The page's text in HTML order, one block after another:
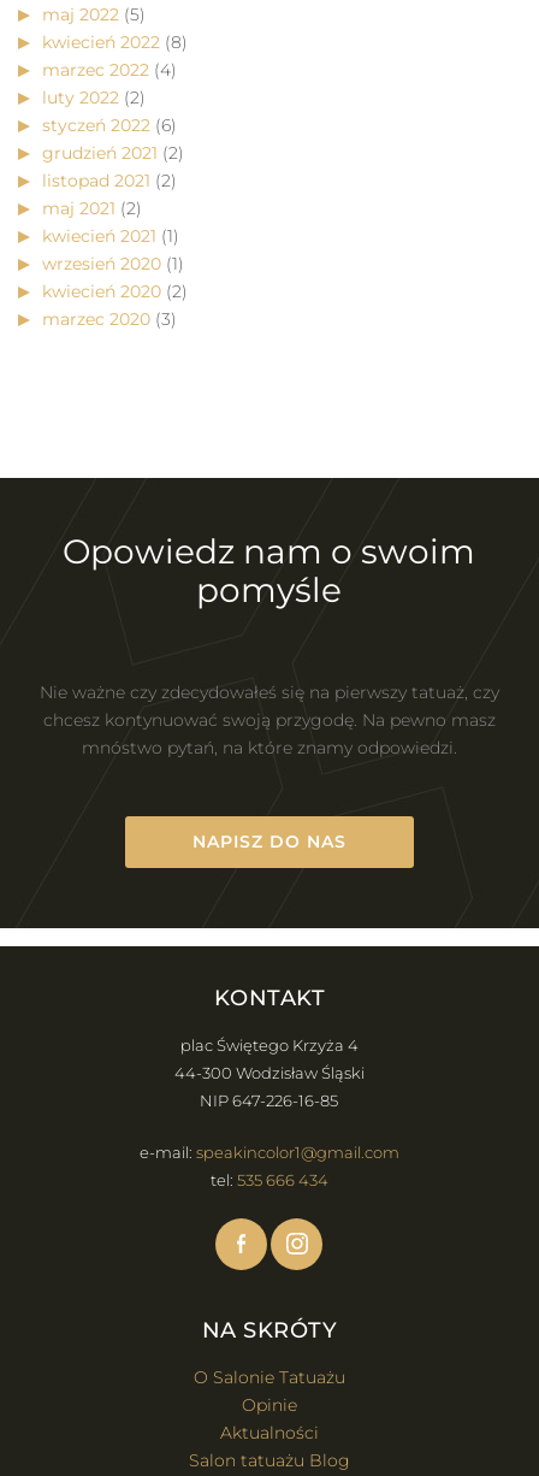
maj 2022 (5)
kwiecień 2022 (8)
marzec 2022 (4)
luty 2022 (2)
styczeń 2022 (6)
grudzień 2021 (2)
listopad 2021 (2)
maj 2021 (2)
kwiecień 2021 (1)
wrzesień 2020 (1)
kwiecień 2020 (2)
marzec 2020 (3)
Opowiedz nam o swoim
pomyśle
Nie ważne czy zdecydowałeś się na pierwszy tatuaż, czy
chcesz kontynuować swoją przygodę. Na pewno masz
mnóstwo pytań, na które znamy odpowiedzi.
NAPISZ DO NAS
KONTAKT
plac Świętego Krzyża 4
44-300 Wodzisław Śląski
NIP 647-226-16-85
e-mail: speakincolor1@gmail.com
tel: 535 666 434
NA SKRÓTY
O Salonie Tatuażu
Opinie
Aktualności
Salon tatuażu Blog